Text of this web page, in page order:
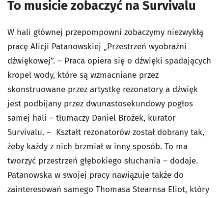
To musicie zobaczyć na Survivalu
W hali głównej przepompowni zobaczymy niezwykłą
pracę Alicji Patanowskiej „Przestrzeń wyobraźni
dźwiękowej”. – Praca opiera się o dźwięki spadających
kropel wody, które są wzmacniane przez
skonstruowane przez artystkę rezonatory a dźwięk
jest podbijany przez dwunastosekundowy pogłos
samej hali – tłumaczy Daniel Brożek, kurator
Survivalu. – Kształt rezonatorów został dobrany tak,
żeby każdy z nich brzmiał w inny sposób. To ma
tworzyć przestrzeń głębokiego słuchania – dodaje.
Patanowska w swojej pracy nawiązuje także do
zainteresowań samego Thomasa Stearnsa Eliot, który